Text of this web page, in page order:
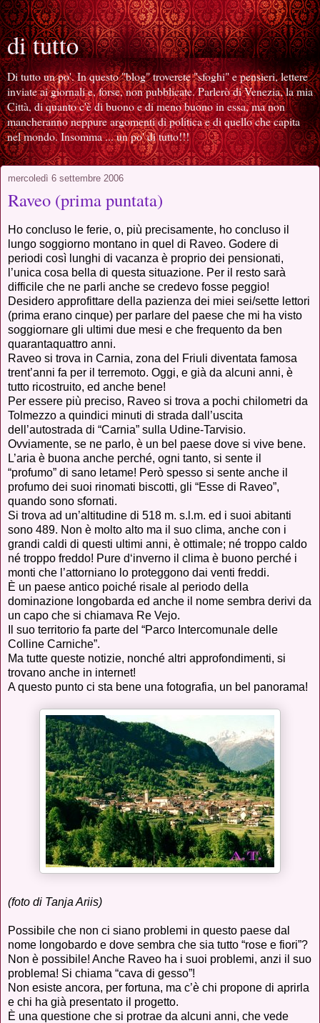
di tutto
Di tutto un po'. In questo "blog" troverete "sfoghi" e pensieri, lettere
inviate ai giornali e, forse, non pubblicate. Parlerò di Venezia, la mia
Città, di quanto c'è di buono e di meno buono in essa, ma non
mancheranno neppure argomenti di politica e di quello che capita
nel mondo. Insomma ... un po' di tutto!!!
mercoledì 6 settembre 2006
Raveo (prima puntata)
Ho concluso le ferie, o, più precisamente, ho concluso il
lungo soggiorno montano in quel di Raveo. Godere di
periodi così lunghi di vacanza è proprio dei pensionati,
l’unica cosa bella di questa situazione. Per il resto sarà
difficile che ne parli anche se credevo fosse peggio!
Desidero approfittare della pazienza dei miei sei/sette lettori
(prima erano cinque) per parlare del paese che mi ha visto
soggiornare gli ultimi due mesi e che frequento da ben
quarantaquattro anni.
Raveo si trova in Carnia, zona del Friuli diventata famosa
trent’anni fa per il terremoto. Oggi, e già da alcuni anni, è
tutto ricostruito, ed anche bene!
Per essere più preciso, Raveo si trova a pochi chilometri da
Tolmezzo a quindici minuti di strada dall’uscita
dell’autostrada di “Carnia” sulla Udine-Tarvisio.
Ovviamente, se ne parlo, è un bel paese dove si vive bene.
L’aria è buona anche perché, ogni tanto, si sente il
“profumo” di sano letame! Però spesso si sente anche il
profumo dei suoi rinomati biscotti, gli “Esse di Raveo”,
quando sono sfornati.
Si trova ad un’altitudine di 518 m. s.l.m. ed i suoi abitanti
sono 489. Non è molto alto ma il suo clima, anche con i
grandi caldi di questi ultimi anni, è ottimale; né troppo caldo
né troppo freddo! Pure d‘inverno il clima è buono perché i
monti che l’attorniano lo proteggono dai venti freddi.
È un paese antico poiché risale al periodo della
dominazione longobarda ed anche il nome sembra derivi da
un capo che si chiamava Re Vejo.
Il suo territorio fa parte del “Parco Intercomunale delle
Colline Carniche”.
Ma tutte queste notizie, nonché altri approfondimenti, si
trovano anche in internet!
A questo punto ci sta bene una fotografia, un bel panorama!
(foto di Tanja Ariis)
Possibile che non ci siano problemi in questo paese dal
nome longobardo e dove sembra che sia tutto “rose e fiori”?
Non è possibile! Anche Raveo ha i suoi problemi, anzi il suo
problema! Si chiama “cava di gesso”!
Non esiste ancora, per fortuna, ma c’è chi propone di aprirla
e chi ha già presentato il progetto.
È una questione che si protrae da alcuni anni, che vede